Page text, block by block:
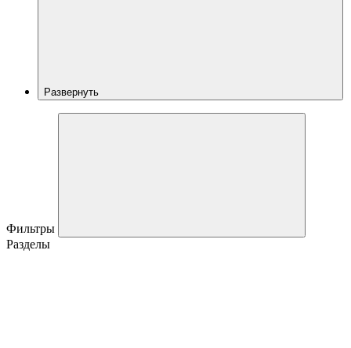
Развернуть
Фильтры
Разделы